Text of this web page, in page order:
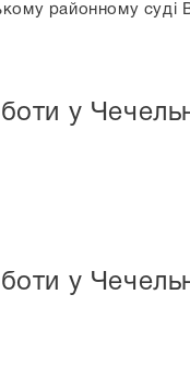
районному суді
у
у